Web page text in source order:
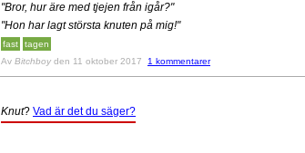
"Bror, hur äre med tjejen från igår?"
"Hon har lagt största knuten på mig!"
fast
tagen
Av Bitchboy den 11 oktober 2017 1 kommentarer
Knut? Vad är det du säger?